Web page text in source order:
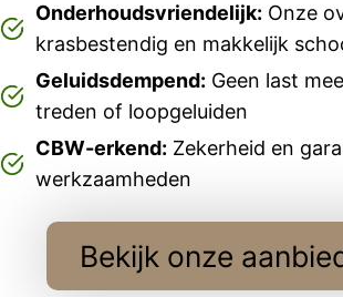
Onderhoudsvriendelijk: Onze
krasbestendig en makkelijk
Geluidsdempend: Geen last
treden of loopgeluiden
CBW-erkend: Zekerheid en
werkzaamheden
Bekijk onze